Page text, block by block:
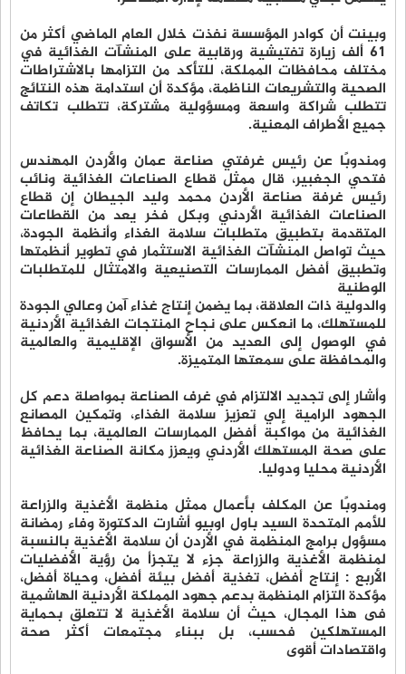
وبينت أن كوادر المؤسسة نفذت خلال العام الماضي أكثر من
61 ألف زيارة تفتيشية ورقابية على المنشآت الغذائية في
مختلف محافظات المملكة، للتأكد من التزامها بالاشتراطات
الصحية والتشريعات الناظمة، مؤكدة أن استدامة هذه النتائج
تتطلب شراكة واسعة ومسؤولية مشتركة، تتطلب تكاتف
جميع الأطراف المعنية.
ومندوبًا عن رئيس غرفتي صناعة عمان والأردن المهندس
فتحي الجغبير، قال ممثل قطاع الصناعات الغذائية ونائب
رئيس غرفة صناعة الأردن محمد وليد الجيطان إن قطاع
الصناعات الغذائية الأردني وبكل فخر يعد من القطاعات
المتقدمة بتطبيق متطلبات سلامة الغذاء وأنظمة الجودة،
حيث تواصل المنشآت الغذائية الاستثمار في تطوير أنظمتها
وتطبيق أفضل الممارسات التصنيعية والامتثال للمتطلبات
الوطنية
والدولية ذات العلاقة، بما يضمن إنتاج غذاء آمن وعالي الجودة
للمستهلك، ما انعكس على نجاح المنتجات الغذائية الأردنية
في الوصول إلى العديد من الأسواق الإقليمية والعالمية
والمحافظة على سمعتها المتميزة.
وأشار إلى تجديد الالتزام في غرف الصناعة بمواصلة دعم كل
الجهود الرامية إلي تعزيز سلامة الغذاء، وتمكين المصانع
الغذائية من مواكبة أفضل الممارسات العالمية، بما يحافظ
على صحة المستهلك الأردني ويعزز مكانة الصناعة الغذائية
الأردنية محليا ودوليا.
ومندوبًا عن المكلف بأعمال ممثل منظمة الأغذية والزراعة
للأمم المتحدة السيد باول اوبيو أشارت الدكتورة وفاء رمضانة
مسؤول برامج المنظمة في الأردن أن سلامة الأغذية بالنسبة
لمنظمة الأغذية والزراعة جزء لا يتجزأ من رؤية الأفضليات
الأربع : إنتاج أفضل، تغذية أفضل بيئة أفضل، وحياة أفضل،
مؤكدة التزام المنظمة بدعم جهود المملكة الأردنية الهاشمية
فى هذا المجال، حيث أن سلامة الأغذية لا تتعلق بحماية
المستهلكين فحسب، بل ببناء مجتمعات أكثر صحة
واقتصادات أقوى